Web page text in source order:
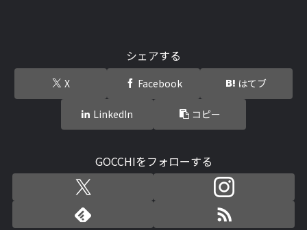
シェアする
X Facebook はてブ
LinkedIn コピー
GOCCHIをフォローする